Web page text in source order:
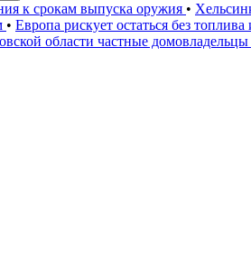
к срокам выпуска оружия •
• Европа рискует остаться без
области частные